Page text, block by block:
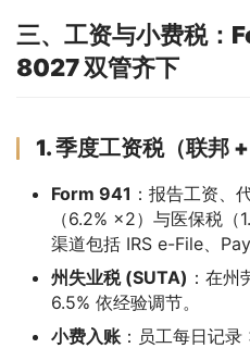
三、工资与小费税：
8027 双管齐下
1. 季度工资税（联邦 +
Form 941 ：报告工资、
（6.2% ×2）与医保税
渠道包括 IRS e-File、
州失业税 (SUTA) ：在
6.5% 依经验调节。
小费入账 ：员工每日记